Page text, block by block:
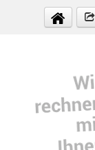
Direkt zum Inhalt